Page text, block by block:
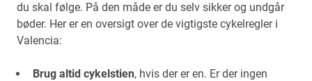
du skal følge. På den måde er du selv sikker og undgår
bøder. Her er en oversigt over de vigtigste cykelregler i
Valencia:
Brug altid cykelstien, hvis der er en. Er der ingen